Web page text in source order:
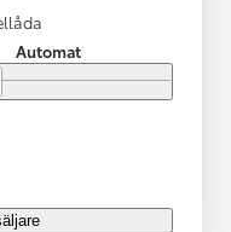
Automat